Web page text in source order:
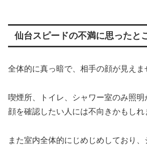
仙台スピードの不満に思ったと
全体的に真っ暗で、相手の顔が見えま
喫煙所、トイレ、シャワー室のみ照
顔を確認したい人には不向きかもしれ
また室内全体的にじめじめしており